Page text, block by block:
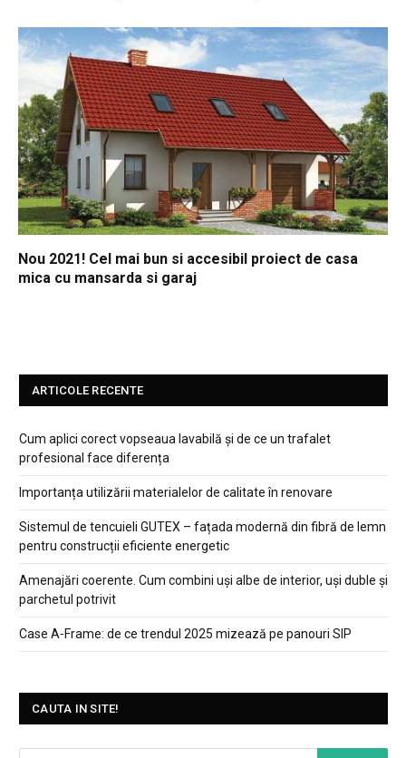
Nou 2021! Cel mai bun si accesibil proiect de casa
mica cu mansarda si garaj
ARTICOLE RECENTE
Cum aplici corect vopseaua lavabilă și de ce un trafalet
profesional face diferența
Importanța utilizării materialelor de calitate în renovare
Sistemul de tencuieli GUTEX – fațada modernă din fibră de lemn
pentru construcții eficiente energetic
Amenajări coerente. Cum combini uși albe de interior, uși duble și
parchetul potrivit
Case A‑Frame: de ce trendul 2025 mizează pe panouri SIP
CAUTA IN SITE!